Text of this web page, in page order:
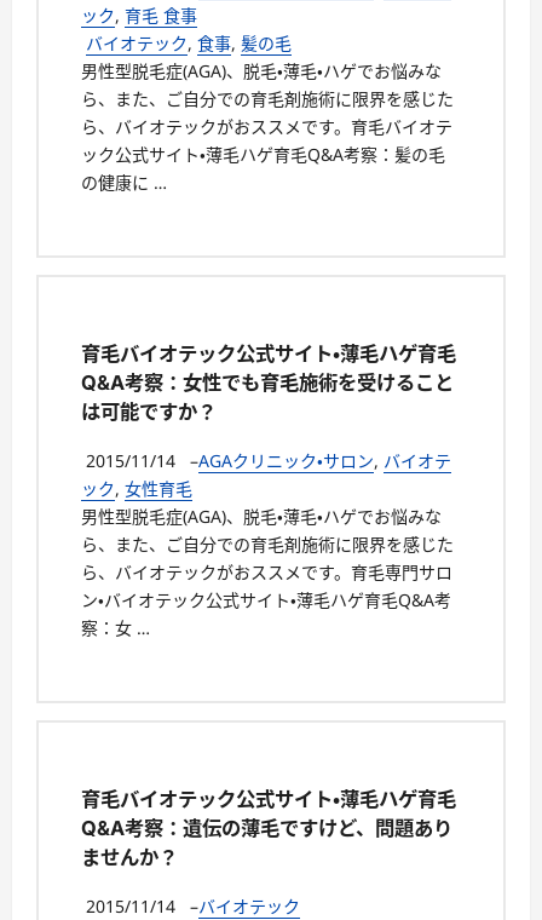
ック, 育毛 食事
バイオテック, 食事, 髪の毛
男性型脱毛症(AGA)、脱毛・薄毛・ハゲでお悩みな
ら、また、ご自分での育毛剤施術に限界を感じた
ら、バイオテックがおススメです。育毛バイオテ
ック公式サイト・薄毛ハゲ育毛Q&A考察：髪の毛
の健康に …
育毛バイオテック公式サイト・薄毛ハゲ育毛
Q&A考察：女性でも育毛施術を受けること
は可能ですか？
2015/11/14 –AGAクリニック・サロン, バイオテ
ック, 女性育毛
男性型脱毛症(AGA)、脱毛・薄毛・ハゲでお悩みな
ら、また、ご自分での育毛剤施術に限界を感じた
ら、バイオテックがおススメです。育毛専門サロ
ン・バイオテック公式サイト・薄毛ハゲ育毛Q&A考
察：女 …
育毛バイオテック公式サイト・薄毛ハゲ育毛
Q&A考察：遺伝の薄毛ですけど、問題あり
ませんか？
2015/11/14 –バイオテック